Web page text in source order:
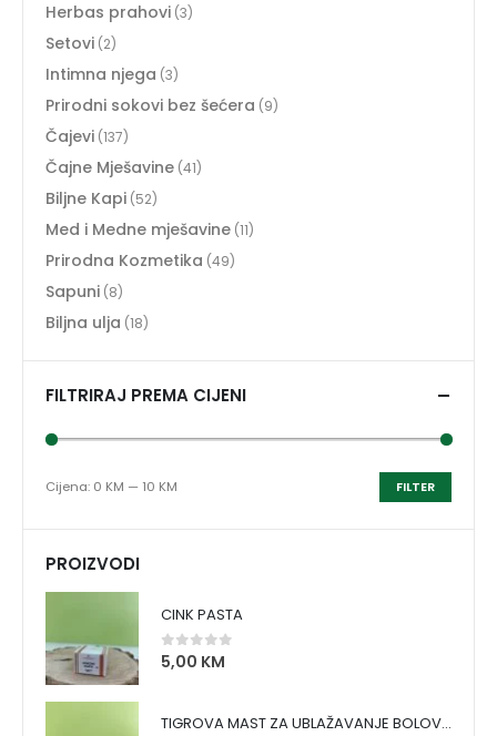
Herbas prahovi (3)
Setovi (2)
Intimna njega (3)
Prirodni sokovi bez šećera (9)
Čajevi (137)
Čajne Mješavine (41)
Biljne Kapi (52)
Med i Medne mješavine (11)
Prirodna Kozmetika (49)
Sapuni (8)
Biljna ulja (18)
FILTRIRAJ PREMA CIJENI
FILTER
Cijena: 0 KM — 10 KM
PROIZVODI
CINK PASTA
0 out of 5
5,00 KM
TIGROVA MAST ZA UBLAŽAVANJE BOLOVA I ZAGRIJAVANJE MIŠIĆA